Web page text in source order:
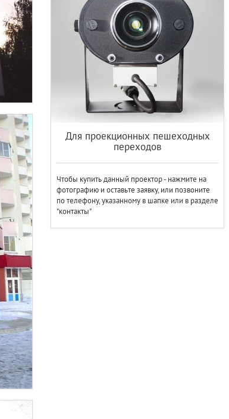
Для проекционных пешеходных
переходов
Чтобы купить данный проектор - нажмите на
фотографию и оставьте заявку, или позвоните
по телефону, указанному в шапке или в разделе
"контакты"